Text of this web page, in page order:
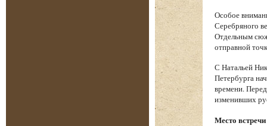
Особое
Серебряного
Отдельным
отправной
С Натальей
Петербурга
времени.
изменивших
Место